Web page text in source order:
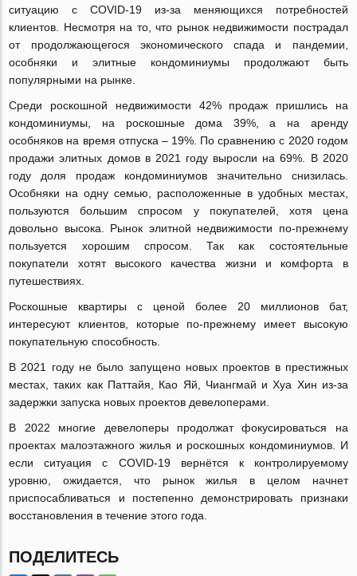
ситуацию с COVID-19 из-за меняющихся потребностей
клиентов. Несмотря на то, что рынок недвижимости пострадал
от продолжающегося экономического спада и пандемии,
особняки и элитные кондоминиумы продолжают быть
популярными на рынке.
Среди роскошной недвижимости 42% продаж пришлись на
кондоминиумы, на роскошные дома 39%, а на аренду
особняков на время отпуска – 19%. По сравнению с 2020 годом
продажи элитных домов в 2021 году выросли на 69%. В 2020
году доля продаж кондоминиумов значительно снизилась.
Особняки на одну семью, расположенные в удобных местах,
пользуются большим спросом у покупателей, хотя цена
довольно высока. Рынок элитной недвижимости по-прежнему
пользуется хорошим спросом. Так как состоятельные
покупатели хотят высокого качества жизни и комфорта в
путешествиях.
Роскошные квартиры с ценой более 20 миллионов бат,
интересуют клиентов, которые по-прежнему имеет высокую
покупательную способность.
В 2021 году не было запущено новых проектов в престижных
местах, таких как Паттайя, Као Яй, Чиангмай и Хуа Хин из-за
задержки запуска новых проектов девелоперами.
В 2022 многие девелоперы продолжат фокусироваться на
проектах малоэтажного жилья и роскошных кондоминиумов. И
если ситуация с COVID-19 вернётся к контролируемому
уровню, ожидается, что рынок жилья в целом начнет
приспосабливаться и постепенно демонстрировать признаки
восстановления в течение этого года.
ПОДЕЛИТЕСЬ